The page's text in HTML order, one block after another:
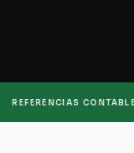
CONTABLES·